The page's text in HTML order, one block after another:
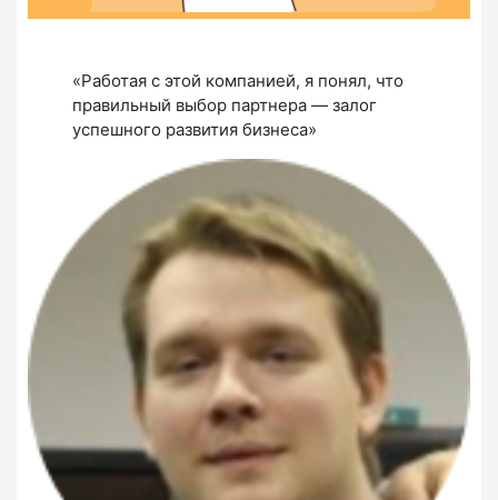
«Работая с этой компанией, я понял, что
правильный выбор партнера — залог
успешного развития бизнеса»